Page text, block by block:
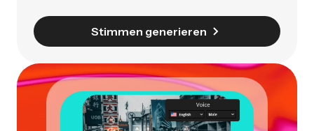
Stimmen generieren